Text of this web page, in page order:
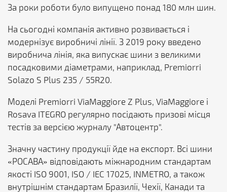
За роки роботи було випущено понад 180 млн шин.
На сьогодні компанія активно розвивається і
модернізує виробничі лінії. З 2019 року введено
виробнича лінія, яка випускає шини з великими
посадковими діаметрами, наприклад, Premiorri
Solazo S Plus 235 / 55R20.
Моделі Premiorri ViaMaggiore Z Plus, ViaMaggiore і
Rosava ITEGRO регулярно посідають призові місця
тестів за версією журналу "Автоцентр".
Значну частину продукції йде на експорт. Всі шини
«РОСАВА» відповідають міжнародним стандартам
якості ISO 9001, ISO / IEC 17025, INMETRO, а також
внутрішнім стандартам Бразилії, Чехії, Канади та